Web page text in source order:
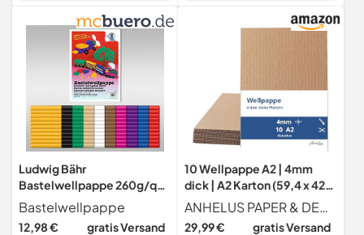
Ludwig Bähr
Bastelwellpappe 260g/qm
33x46cm VE=10 Blatt 10
Farben Sortiert
Bastelwellpappe
12,98 € gratis Versand
10 Wellpappe A2 | 4mm
dick | A2 Karton (59,4 x 42
cm)
ANHELUS PAPER & DECO
29,99 € gratis Versand